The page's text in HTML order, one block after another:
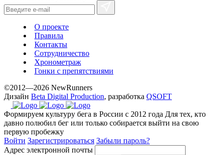
О проекте
Правила
Контакты
Сотрудничество
Хронометраж
Гонки с препятствиями
©2012—2026 NewRunners
Дизайн Beta Digital Production, разработка QSOFT
Формируем культуру бега в России с 2012 года Для тех, кто
давно полюбил бег или только собирается выйти на свою
первую пробежку
Войти Зарегистрироваться Забыли пароль?
Адрес электронной почты